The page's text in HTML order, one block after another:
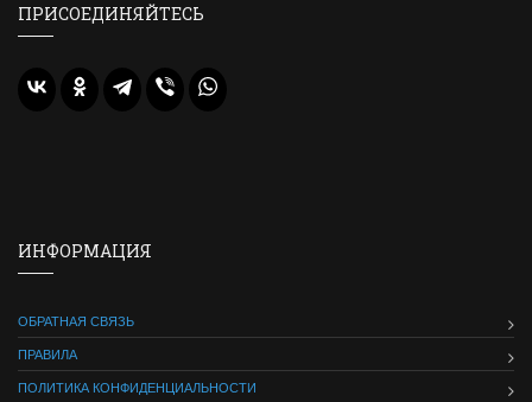
ПРИСОЕДИНЯЙТЕСЬ
ИНФОРМАЦИЯ
ОБРАТНАЯ СВЯЗЬ
ПРАВИЛА
ПОЛИТИКА КОНФИДЕНЦИАЛЬНОСТИ